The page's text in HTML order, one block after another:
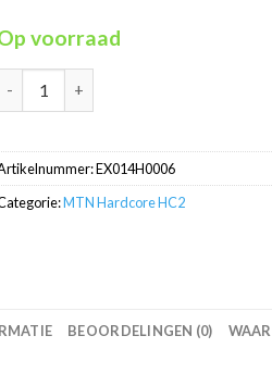
voorraad
EX014H0006
MTN Hardcore HC2
BEOORDELINGEN (0)